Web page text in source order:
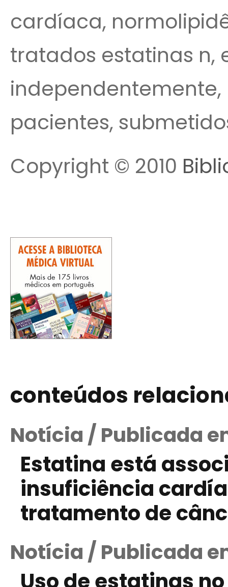
cardíaca,
tratados estatinas n,
pacientes,
Copyright © 2010
conteúdos
Notícia / Publicada
Estatina está
insuficiência
tratamento de
Notícia / Publicada
Uso de estatinas